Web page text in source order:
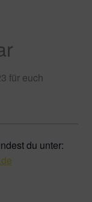
für euch
du unter: